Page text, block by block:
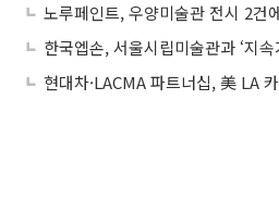
노루페인트, 우양미술관 전시 2건